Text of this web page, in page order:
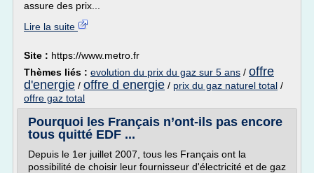
assure des prix...
Lire la suite
Site : https://www.metro.fr
Thèmes liés : evolution du prix du gaz sur 5 ans / offre
d'energie / offre d energie / prix du gaz naturel total /
offre gaz total
Pourquoi les Français n’ont-ils pas encore
tous quitté EDF ...
Depuis le 1er juillet 2007, tous les Français ont la
possibilité de choisir leur fournisseur d'électricité et de gaz